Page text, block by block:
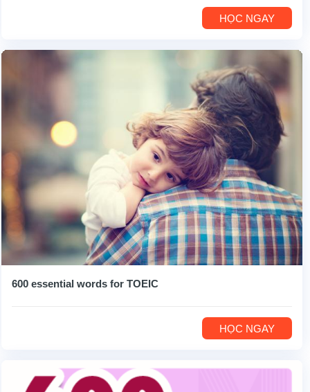
HỌC NGAY
600 essential words for TOEIC
HỌC NGAY